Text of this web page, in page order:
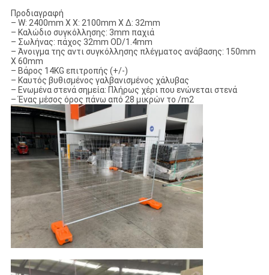
Προδιαγραφή
– W: 2400mm Χ Χ: 2100mm Χ Δ: 32mm
– Καλώδιο συγκόλλησης: 3mm παχιά
– Σωλήνας: πάχος 32mm OD/1.4mm
– Άνοιγμα της αντι συγκόλλησης πλέγματος ανάβασης: 150mm
X 60mm
– Βάρος 14KG επιτροπής (+/-)
– Καυτός βυθισμένος γαλβανισμένος χάλυβας
– Ενωμένα στενά σημεία: Πλήρως χέρι που ενώνεται στενά
– Ένας μέσος όρος πάνω από 28 μικρών το /m2